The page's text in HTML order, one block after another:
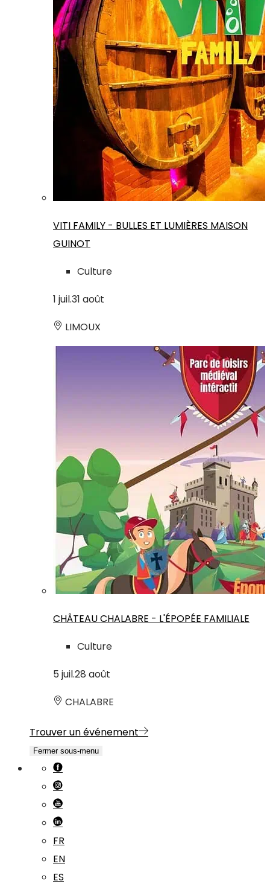
VITI FAMILY - BULLES ET LUMIÈRES MAISON
GUINOT
Culture
1 juil.31 août
LIMOUX
CHÂTEAU CHALABRE - L'ÉPOPÉE FAMILIALE
Culture
5 juil.28 août
CHALABRE
Trouver un événement
Fermer sous-menu
FR
EN
ES